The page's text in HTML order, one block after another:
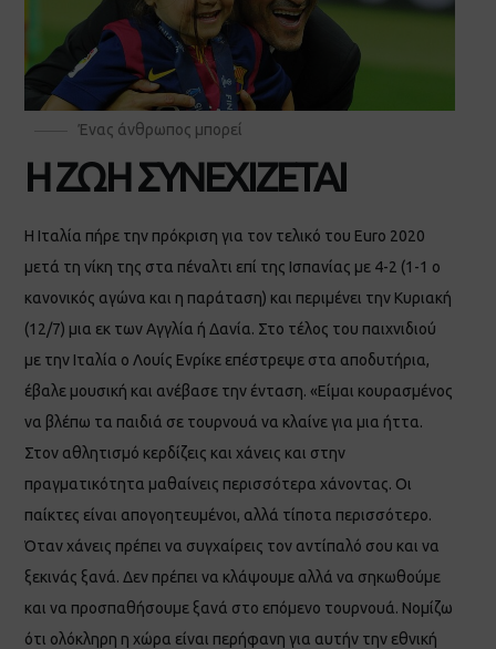
Ένας άνθρωπος μπορεί
Η ΖΩΗ ΣΥΝΕΧΙΖΕΤΑΙ
Η Ιταλία πήρε την πρόκριση για τον τελικό του Euro 2020
μετά τη νίκη της στα πέναλτι επί της Ισπανίας με 4-2 (1-1 ο
κανονικός αγώνα και η παράταση) και περιμένει την Κυριακή
(12/7) μια εκ των Αγγλία ή Δανία. Στο τέλος του παιχνιδιού
με την Ιταλία ο Λουίς Ενρίκε επέστρεψε στα αποδυτήρια,
έβαλε μουσική και ανέβασε την ένταση. «Είμαι κουρασμένος
να βλέπω τα παιδιά σε τουρνουά να κλαίνε για μια ήττα.
Στον αθλητισμό κερδίζεις και χάνεις και στην
πραγματικότητα μαθαίνεις περισσότερα χάνοντας. Οι
παίκτες είναι απογοητευμένοι, αλλά τίποτα περισσότερο.
Όταν χάνεις πρέπει να συγχαίρεις τον αντίπαλό σου και να
ξεκινάς ξανά. Δεν πρέπει να κλάψουμε αλλά να σηκωθούμε
και να προσπαθήσουμε ξανά στο επόμενο τουρνουά. Νομίζω
ότι ολόκληρη η χώρα είναι περήφανη για αυτήν την εθνική